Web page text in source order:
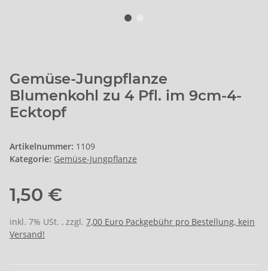
Gemüse-Jungpflanze
Blumenkohl zu 4 Pfl. im 9cm-4-
Ecktopf
Artikelnummer: 1109
Kategorie: Gemüse-Jungpflanze
1,50 €
inkl. 7% USt. , zzgl. 7,00 Euro Packgebühr pro Bestellung, kein
Versand!